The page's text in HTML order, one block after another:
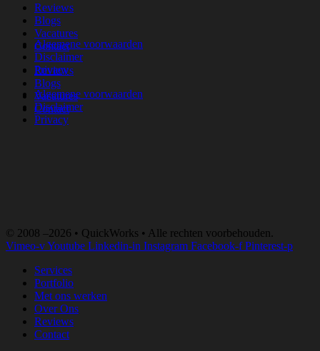
Reviews
Blogs
Vacatures
Contact
Reviews
Blogs
Vacatures
Contact
Algemene voorwaarden
Disclaimer
Privacy
Algemene voorwaarden
Disclaimer
Privacy
© 2008 –2026 • QuickWorks • Alle rechten voorbehouden.
Vimeo-vYoutube Linkedin-in Instagram Facebook-f Pinterest-p
Services
Portfolio
Met ons werken
Over Ons
Reviews
Contact